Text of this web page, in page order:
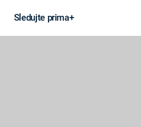
Sledujte prima+